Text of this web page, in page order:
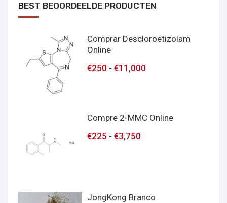
BEST BEOORDEELDE PRODUCTEN
Comprar Descloroetizolam
Online
€250 -€11,000
Compre 2-MMC Online
€225 -€3,750
JongKong Branco